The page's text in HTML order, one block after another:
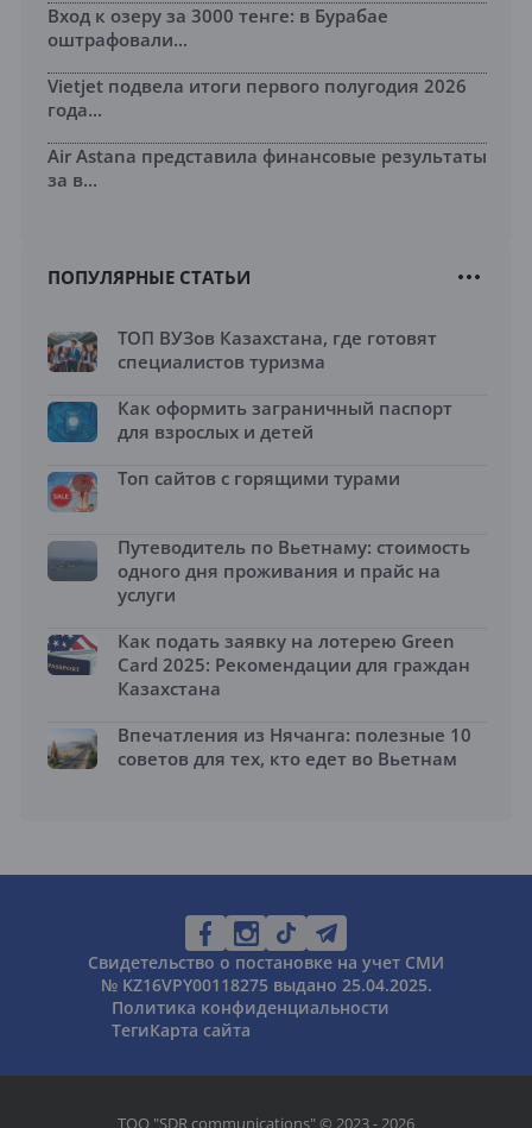
Вход к озеру за 3000 тенге: в Бурабае
оштрафовали...
Vietjet подвела итоги первого полугодия 2026
года...
Air Astana представила финансовые результаты
за в...
ПОПУЛЯРНЫЕ СТАТЬИ
ТОП ВУЗов Казахстана, где готовят
специалистов туризма
Как оформить заграничный паспорт
для взрослых и детей
Топ сайтов с горящими турами
Путеводитель по Вьетнаму: стоимость
одного дня проживания и прайс на
услуги
Как подать заявку на лотерею Green
Card 2025: Рекомендации для граждан
Казахстана
Впечатления из Нячанга: полезные 10
советов для тех, кто едет во Вьетнам
Свидетельство о постановке на учет СМИ
№ KZ16VPY00118275 выдано 25.04.2025.
Политика конфиденциальности
ТегиКарта сайта
ТОО "SDR communications" © 2023 - 2026